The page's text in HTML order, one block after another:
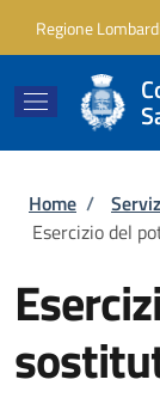
Regione
Home /
Esercizio del